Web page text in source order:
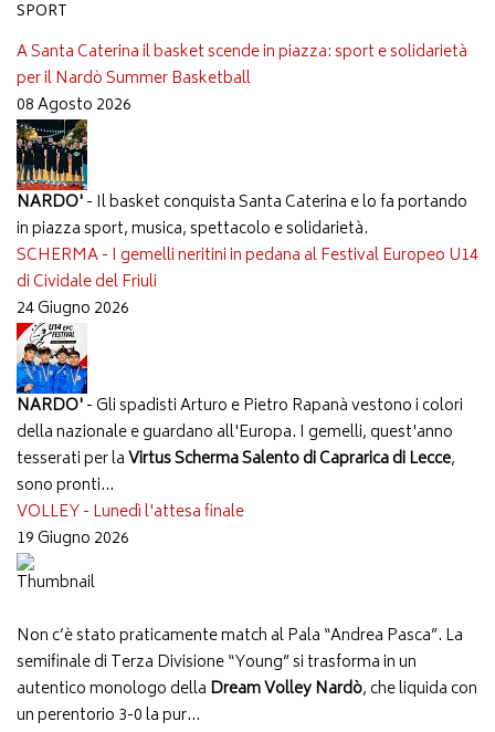
SPORT
A Santa Caterina il basket scende in piazza: sport e solidarietà
per il Nardò Summer Basketball
08 Agosto 2026
NARDO'- Il basket conquista Santa Caterina e lo fa portando
in piazza sport, musica, spettacolo e solidarietà.
SCHERMA - I gemelli neritini in pedana al Festival Europeo U14
di Cividale del Friuli
24 Giugno 2026
NARDO'- Gli spadisti Arturo e Pietro Rapanà vestono i colori
della nazionale e guardano all'Europa. I gemelli, quest'anno
tesserati per laVirtus Scherma Salento di Caprarica di Lecce,
sono pronti...
VOLLEY - Lunedì l'attesa finale
19 Giugno 2026
Non c’è stato praticamente match al Pala “Andrea Pasca”. La
semifinale di Terza Divisione “Young” si trasforma in un
autentico monologo della Dream Volley Nardò, che liquida con
un perentorio 3-0 la pur...